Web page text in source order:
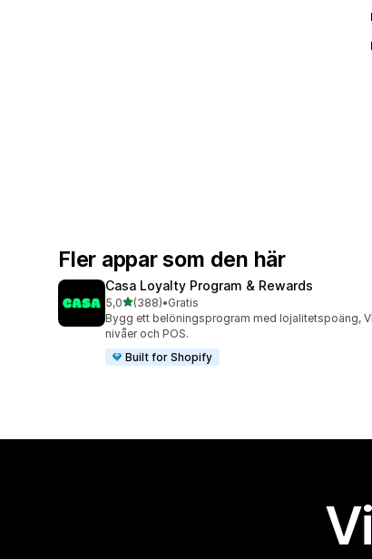
Fler appar som den här
Casa Loyalty Program & Rewards
5,0av 5 stjärnor
(388)
388 recensioner totalt
•Gratis
Bygg ett belöningsprogram med lojalitetspoäng,
nivåer och POS.
Built for Shopify